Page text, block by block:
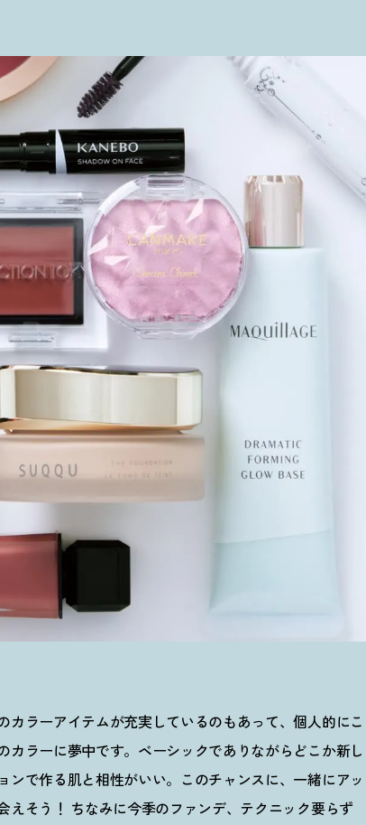
カラーアイテムが充実しているのもあって、個人的にこ
カラーに夢中です。ベーシックでありながらどこか新し
ンで作る肌と相性がいい。このチャンスに、一緒にアッ
えそう ！ ちなみに今季のファンデ、テクニック要らず